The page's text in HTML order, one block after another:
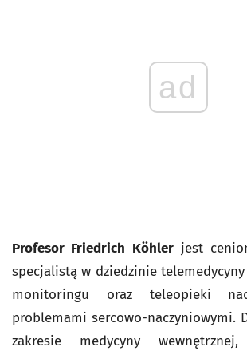
ad
Profesor Friedrich Köhlerjest
specjalistą w dziedzinie
monitoringu oraz teleopieki
problemami sercowo-naczyniowymi.
zakresie medycyny